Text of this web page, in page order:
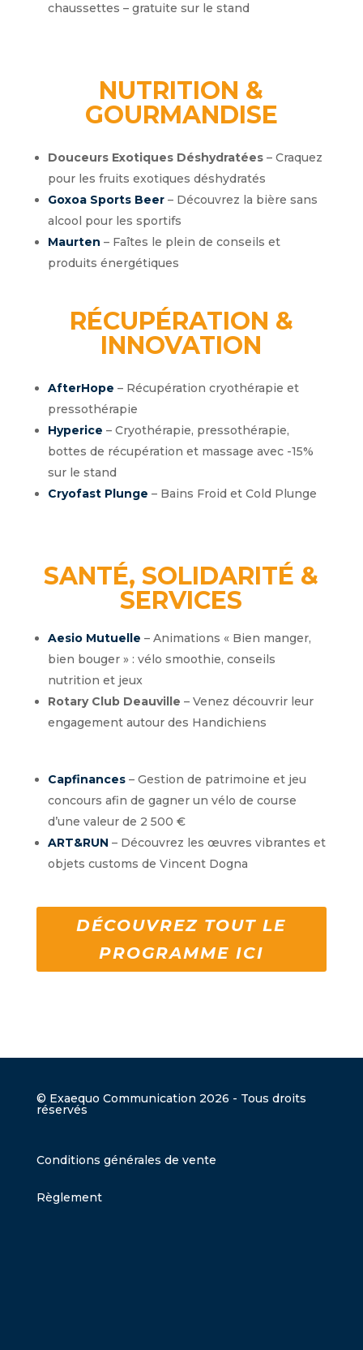
chaussettes – gratuite sur le stand
NUTRITION &
GOURMANDISE
Douceurs Exotiques Déshydratées– Craquez
pour les fruits exotiques déshydratés
Goxoa Sports Beer – Découvrez la bière sans
alcool pour les sportifs
Maurten – Faîtes le plein de conseils et
produits énergétiques
RÉCUPÉRATION &
INNOVATION
AfterHope – Récupération cryothérapie et
pressothérapie
Hyperice – Cryothérapie, pressothérapie,
bottes de récupération et massage avec -15%
sur le stand
Cryofast Plunge – Bains Froid et Cold Plunge
SANTÉ, SOLIDARITÉ &
SERVICES
Aesio Mutuelle – Animations « Bien manger,
bien bouger » : vélo smoothie, conseils
nutrition et jeux
Rotary Club Deauville – Venez découvrir leur
engagement autour des Handichiens
Capfinances – Gestion de patrimoine et jeu
concours afin de gagner un vélo de course
d’une valeur de 2 500 €
ART&RUN – Découvrez les œuvres vibrantes et
objets customs de Vincent Dogna
DÉCOUVREZ TOUT LE
PROGRAMME ICI
© Exaequo Communication 2026 - Tous droits
réservés
Conditions générales de vente
Règlement